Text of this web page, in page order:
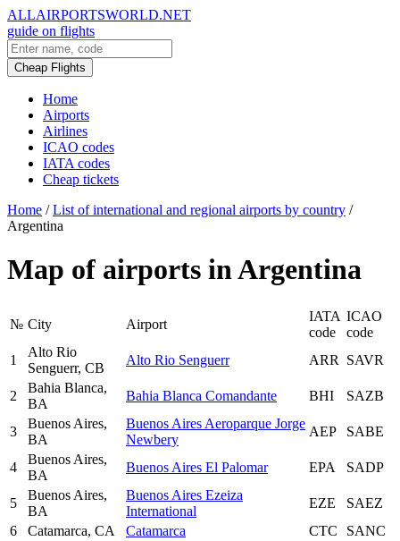
ALLAIRPORTSWORLD.NET
guide on flights
Cheap Flights
Home
Airports
Airlines
ICAO codes
IATA codes
Cheap tickets
Home / List of international and regional airports by country /
Argentina
Map of airports in Argentina
№ City Airport
IATA
code
ICAO
code
1
Alto Rio
Senguerr, CB
Alto Rio Senguerr ARR SAVR
2
Bahia Blanca,
BA
Bahia Blanca Comandante BHI SAZB
3
Buenos Aires,
BA
Buenos Aires Aeroparque Jorge
Newbery
AEP SABE
4
Buenos Aires,
BA
Buenos Aires El Palomar EPA SADP
5
Buenos Aires,
BA
Buenos Aires Ezeiza
International
EZE
SAEZ
6
Catamarca, CA Catamarca CTC
SANC